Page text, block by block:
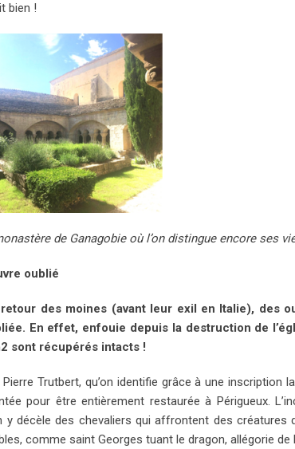
bien !
de Ganagobie où l’on distingue encore
oublié
des moines (avant leur exil en Italie), des
En effet, enfouie depuis la destruction de
sont récupérés intacts !
Pierre Trutbert, qu’on identifie grâce à une
pour être entièrement restaurée à Périgueux.
y décèle des chevaliers qui affrontent des créatures
comme saint Georges tuant le dragon, allégorie de